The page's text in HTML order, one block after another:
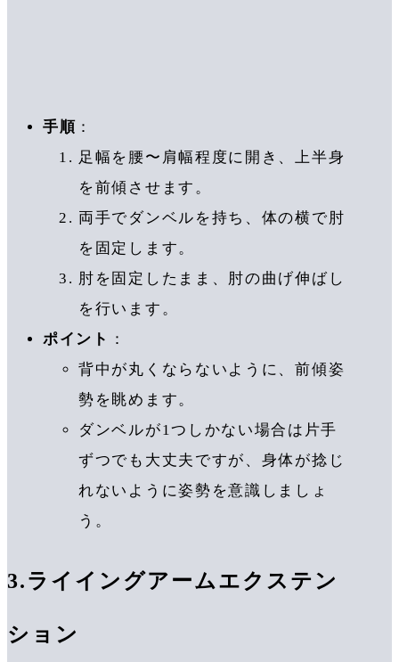
手順 ：
足幅を腰〜肩幅程度に開き、上半身
を前傾させます。
両手でダンベルを持ち、体の横で肘
を固定します。
肘を固定したまま、肘の曲げ伸ばし
を行います。
ポイント
：
背中が丸くならないように、前傾姿
勢を眺めます。
ダンベルが1つしかない場合は片手
ずつでも大丈夫ですが、身体が捻じ
れないように姿勢を意識しましょ
う。
3.ライイングアームエクステン
ション